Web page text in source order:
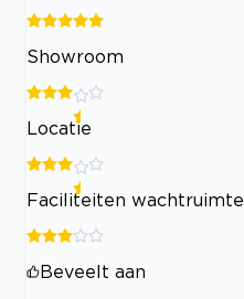
Showroom
Locatie
Faciliteiten wachtruimte
Beveelt aan